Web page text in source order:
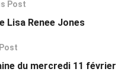
Post
Lisa Renee Jones
du mercredi 11 février